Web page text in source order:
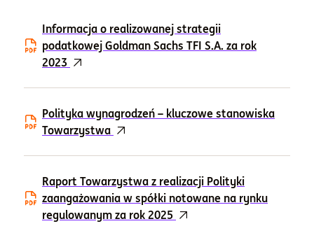
O nas
Zaloguj
Informacja o realizowanej strategii
podatkowej Goldman Sachs TFI S.A. za rok
2023
Polityka wynagrodzeń – kluczowe stanowiska
Towarzystwa
Raport Towarzystwa z realizacji Polityki
zaangażowania w spółki notowane na rynku
regulowanym za rok 2025